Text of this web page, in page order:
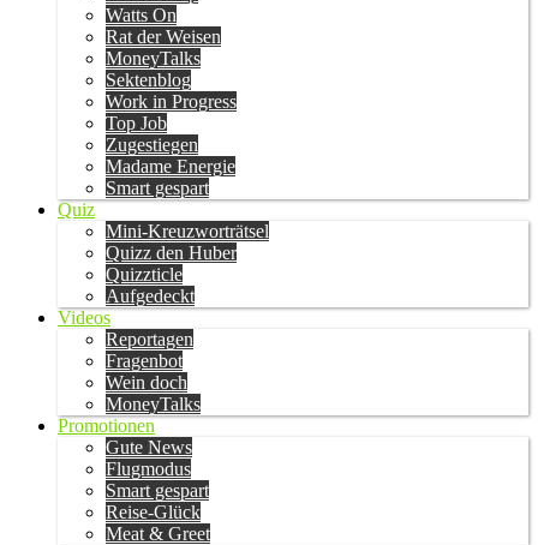
Watts On
Rat der Weisen
MoneyTalks
Sektenblog
Work in Progress
Top Job
Zugestiegen
Madame Energie
Smart gespart
Quiz
Mini-Kreuzworträtsel
Quizz den Huber
Quizzticle
Aufgedeckt
Videos
Reportagen
Fragenbot
Wein doch
MoneyTalks
Promotionen
Gute News
Flugmodus
Smart gespart
Reise-Glück
Meat & Greet